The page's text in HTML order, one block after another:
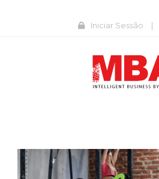
Iniciar Sessão |